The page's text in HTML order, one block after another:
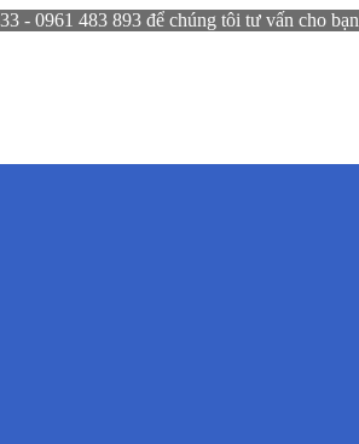
- 0961 483 893 để chúng tôi tư vấn cho bạn